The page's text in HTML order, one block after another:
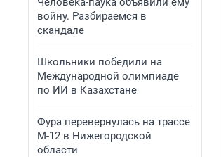
войну. Разбираемся в
скандале
Школьники победили на
Международной олимпиаде
по ИИ в Казахстане
Фура перевернулась на трассе
М-12 в Нижегородской
области